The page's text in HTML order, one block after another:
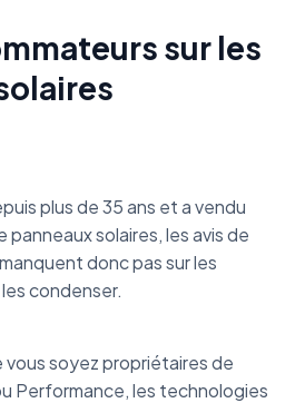
sur les
plus de 35 ans et a vendu
panneaux solaires, les avis de
donc pas sur les
condenser.
vous soyez propriétaires de
Performance, les technologies